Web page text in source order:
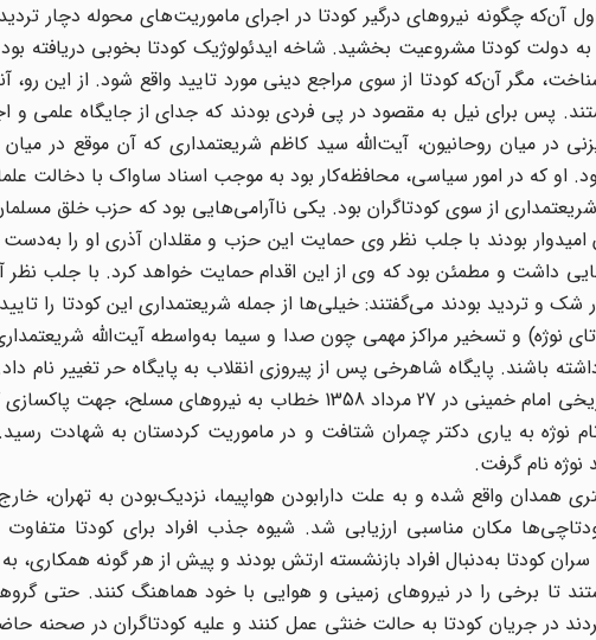
چگونه نیروهای درگیر کودتا در اجرای ماموریت‌های محوله دچار
دولت کودتا مشروعیت بخشید. شاخه ایدئولوژیک کودتا بخوبی دریافته
مگر آن‌که کودتا از سوی مراجع دینی مورد تایید واقع شود. از این رو،
پس برای نیل به مقصود در پی فردی بودند که جدای از جایگاه علمی و
در میان روحانیون، آیت‌الله سید کاظم شریعتمداری که آن موقع در
بود. او که در امور سیاسی، محافظه‌کار بود به موجب اسناد ساواک با دخالت
از سوی کودتاگران بود. یکی ناآرامی‌هایی بود که حزب خلق
امیدوار بودند با جلب نظر وی حمایت این حزب و مقلدان آذری او را به‌دست
داشت و مطمئن بود که وی از این اقدام حمایت خواهد کرد. با جلب نظر
و تردید بودند می‌گفتند: خیلی‌ها از جمله شریعتمداری این کودتا را تایید
نوژه) و تسخیر مراکز مهمی چون صدا و سیما به‌واسطه آیت‌الله
باشند. پایگاه شاهرخی پس از پیروزی انقلاب به پایگاه حر تغییر نام
مرداد 1358 و صدور فرمان تاریخی امام خمینی در 27 مرداد 1358 خطاب به
نوژه به یاری دکتر چمران شتافت و در ماموریت کردستان به شهادت
نوژه نام گرفت.
نوژه در 50 کیلومتری همدان واقع شده و به علت دارابودن هواپیما، نزدیک‌بودن به
مکان مناسبی ارزیابی شد. شیوه جذب افراد برای کودتا متفاوت
کودتا به‌دنبال افراد بازنشسته ارتش بودند و پیش از هر گونه همکاری،
تا برخی را در نیروهای زمینی و هوایی با خود هماهنگ کنند. حتی
در جریان کودتا به حالت خنثی عمل کنند و علیه کودتاگران در صحنه